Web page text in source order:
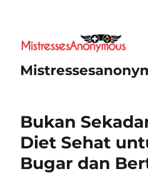
Bukan
Diet Sehat
Bugar dan